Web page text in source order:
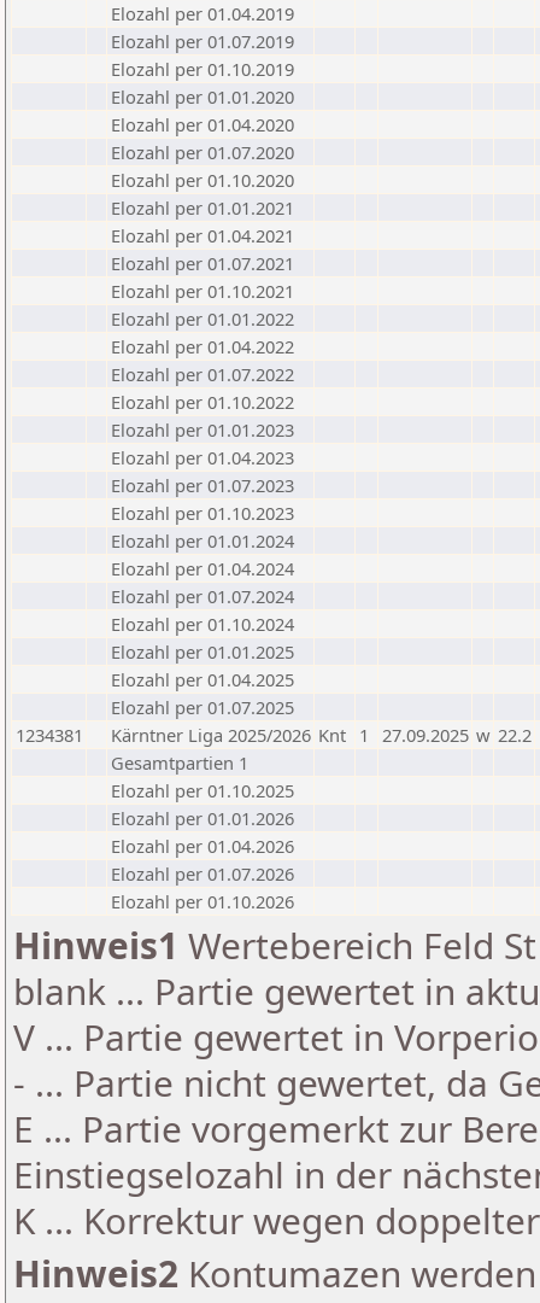
Elozahl per 01.04.2019
Elozahl per 01.07.2019
Elozahl per 01.10.2019
Elozahl per 01.01.2020
Elozahl per 01.04.2020
Elozahl per 01.07.2020
Elozahl per 01.10.2020
Elozahl per 01.01.2021
Elozahl per 01.04.2021
Elozahl per 01.07.2021
Elozahl per 01.10.2021
Elozahl per 01.01.2022
Elozahl per 01.04.2022
Elozahl per 01.07.2022
Elozahl per 01.10.2022
Elozahl per 01.01.2023
Elozahl per 01.04.2023
Elozahl per 01.07.2023
Elozahl per 01.10.2023
Elozahl per 01.01.2024
Elozahl per 01.04.2024
Elozahl per 01.07.2024
Elozahl per 01.10.2024
Elozahl per 01.01.2025
Elozahl per 01.04.2025
Elozahl per 01.07.2025
1234381
Kärntner Liga 2025/2026 Knt 1 27.09.2025 w 22.2
Gesamtpartien 1
Elozahl per 01.10.2025
Elozahl per 01.01.2026
Elozahl per 01.04.2026
Elozahl per 01.07.2026
Elozahl per 01.10.2026
Hinweis1 Wertebereich Feld
blank ... Partie gewertet in
V ... Partie gewertet in
- ... Partie nicht gewertet, da
E ... Partie vorgemerkt zur
Einstiegselozahl in der
K ... Korrektur wegen
Hinweis2 Kontumazen